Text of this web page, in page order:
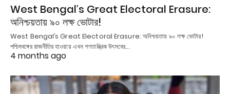
West Bengal’s Great Electoral Erasure:
অনিশ্চয়তায় ৯০ লক্ষ ভোটার!
West Bengal’s Great Electoral Erasure: অনিশ্চয়তায় ৯০ লক্ষ ভোটার!
পশ্চিমবঙ্গের রাজনীতির হাওয়ায় এখন গণতান্ত্রিক উৎসবের…
4 months ago